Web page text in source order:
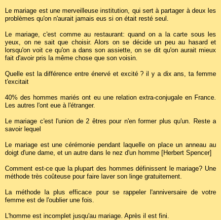
Le mariage est une merveilleuse institution, qui sert à partager à deux les
problèmes qu'on n'aurait jamais eus si on était resté seul.
Le mariage, c'est comme au restaurant: quand on a la carte sous les
yeux, on ne sait que choisir. Alors on se décide un peu au hasard et
lorsqu'on voit ce qu'on a dans son assiette, on se dit qu'on aurait mieux
fait d'avoir pris la même chose que son voisin.
Quelle est la différence entre énervé et excité ? il y a dix ans, ta femme
t'excitait
40% des hommes mariés ont eu une relation extra-conjugale en France.
Les autres l'ont eue à l'étranger.
Le mariage c'est l'union de 2 êtres pour n'en former plus qu'un. Reste a
savoir lequel
Le mariage est une cérémonie pendant laquelle on place un anneau au
doigt d'une dame, et un autre dans le nez d'un homme [Herbert Spencer]
Comment est-ce que la plupart des hommes définissent le mariage? Une
méthode très coûteuse pour faire laver son linge gratuitement.
La méthode la plus efficace pour se rappeler l'anniversaire de votre
femme est de l'oublier une fois.
L'homme est incomplet jusqu'au mariage. Après il est fini.